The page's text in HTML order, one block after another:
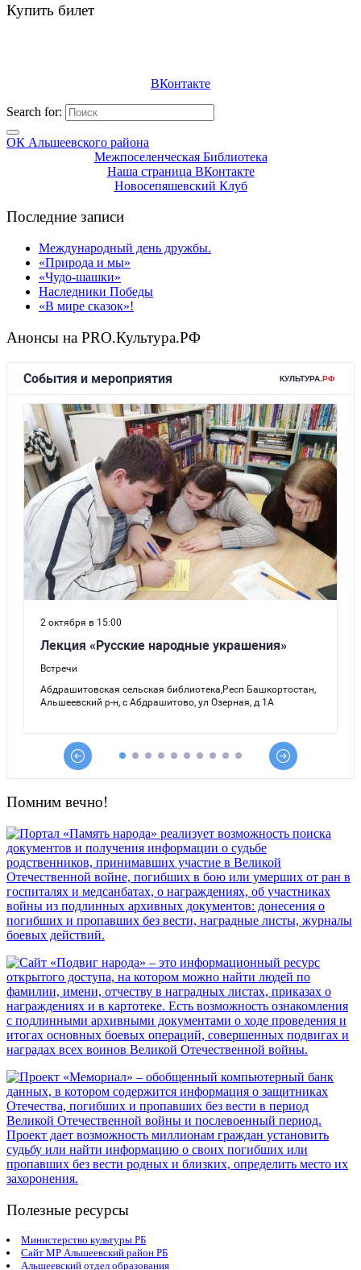
Купить билет
ВКонтакте
Search for:
ОК Альшеевского района
Межпоселенческая Библиотека
Наша страница ВКонтакте
Новосепяшевский Клуб
Последние записи
Международный день дружбы.
«Природа и мы»
«Чудо-шашки»
Наследники Победы
«В мире сказок»!
Анонсы на PRO.Культура.РФ
Помним вечно!
Полезные ресурсы
Министерство культуры РБ
Сайт МР Альшеевский район РБ
Альшеевский отдел образования